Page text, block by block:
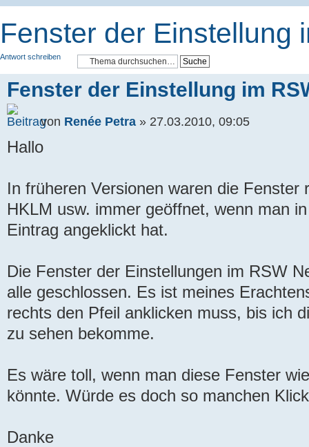
Fenster der Einstellung
Antwort schreiben
Fenster der Einstellung im
von Renée Petra » 27.03.2010, 09:05
Hallo
In früheren Versionen waren die Fenster
HKLM usw. immer geöffnet, wenn man
Eintrag angeklickt hat.
Die Fenster der Einstellungen im RSW
alle geschlossen. Es ist meines
rechts den Pfeil anklicken muss, bis ich
zu sehen bekomme.
Es wäre toll, wenn man diese Fenster
könnte. Würde es doch so manchen
Danke